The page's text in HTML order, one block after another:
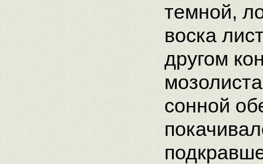
темной,
воска
другом
сонной